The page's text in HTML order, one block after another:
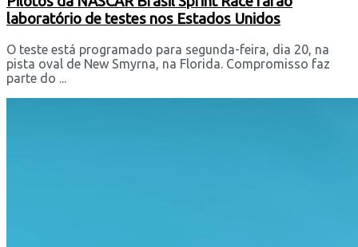
laboratório de testes nos Estados Unidos
O teste está programado para segunda-feira, dia 20, na
pista oval de New Smyrna, na Florida. Compromisso faz
parte do ...